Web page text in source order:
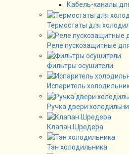
Кабель-каналы
Термостаты для
Реле пускозащитные
Фильтры осушители
Испаритель
Ручка двери
Клапан Шредера
Тэн холодильника